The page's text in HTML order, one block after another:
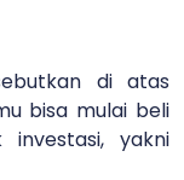
di atas
bisa mulai beli
yakni